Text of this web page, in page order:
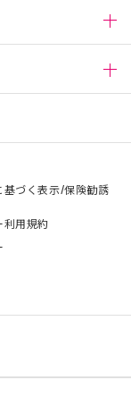
基づく表示/保険勧誘
利用規約